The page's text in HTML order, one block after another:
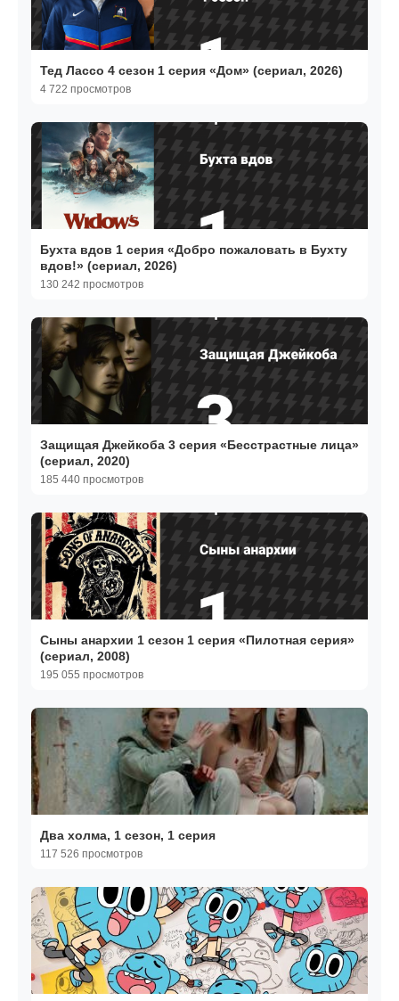
Тед Лассо 4 сезон 1 серия «Дом» (сериал, 2026)
4 722 просмотров
Бухта вдов 1 серия «Добро пожаловать в Бухту
вдов!» (сериал, 2026)
130 242 просмотров
Защищая Джейкоба 3 серия «Бесстрастные лица»
(сериал, 2020)
185 440 просмотров
Сыны анархии 1 сезон 1 серия «Пилотная серия»
(сериал, 2008)
195 055 просмотров
Два холма, 1 сезон, 1 серия
117 526 просмотров